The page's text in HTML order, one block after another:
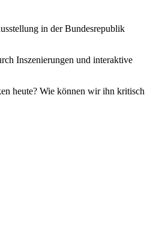
in der Bundesrepublik
Inszenierungen und interaktive
heute? Wie können wir ihn kritisch